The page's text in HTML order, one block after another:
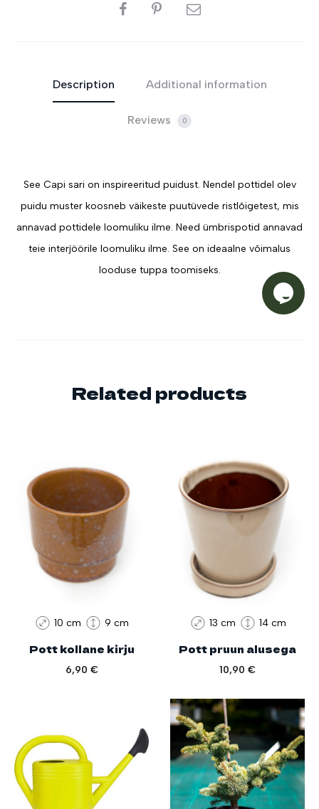
SHARE
Description Additional information
Reviews 0
See Capi sari on inspireeritud puidust. Nendel pottidel olev
puidu muster koosneb väikeste puutüvede ristlõigetest, mis
annavad pottidele loomuliku ilme. Need ümbrispotid annavad
teie interjöörile loomuliku ilme. See on ideaalne võimalus
looduse tuppa toomiseks.
Related products
10 cm 9 cm
Pott kollane kirju
6,90 €
13 cm 14 cm
Pott pruun alusega
10,90 €